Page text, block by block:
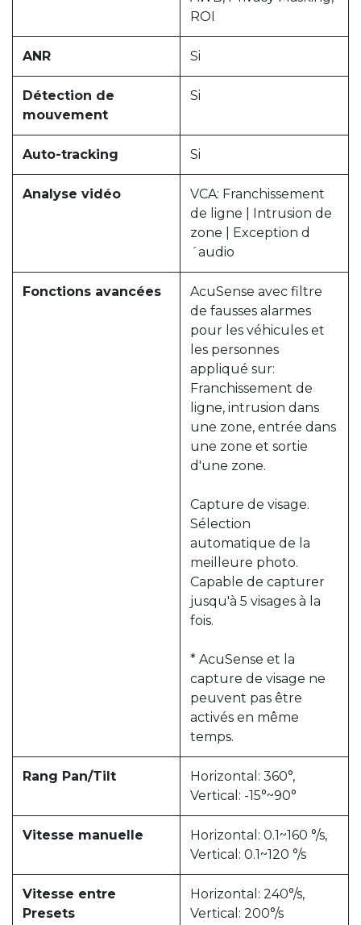
ROI
ANR Si
Détection de
mouvement
Si
Auto-tracking Si
Analyse vidéo
VCA: Franchissement
de ligne | Intrusion de
zone | Exception d
´audio
Fonctions avancées
AcuSense avec filtre
de fausses alarmes
pour les véhicules et
les personnes
appliqué sur:
Franchissement de
ligne, intrusion dans
une zone, entrée dans
une zone et sortie
d'une zone.
Capture de visage.
Sélection
automatique de la
meilleure photo.
Capable de capturer
jusqu'à 5 visages à la
fois.
* AcuSense et la
capture de visage ne
peuvent pas être
activés en même
temps.
Rang Pan/Tilt
Horizontal: 360°,
Vertical: -15°~90°
Vitesse manuelle
Horizontal: 0.1~160 °/s,
Vertical: 0.1~120 °/s
Vitesse entre
Presets
Horizontal: 240°/s,
Vertical: 200°/s